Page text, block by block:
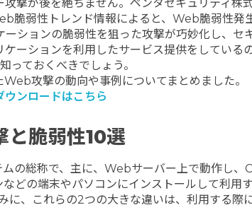
撃が後を絶ちません。ペンタセキュリティ株
脆弱性トレンド情報によると、 Web脆弱性発
ションの脆弱性を狙った攻撃が巧妙化し、セ
ーションを利用したサービス提供をしている
ておくべきでしょう。
攻撃の動向や事例についてまとめました。
ンロードはこちら
脆弱性10選
の総称で、主に、Webサーバー上で動作し
どの端末やパソコンにインストールして利用
に、これらの2つの大きな違いは、利用する際